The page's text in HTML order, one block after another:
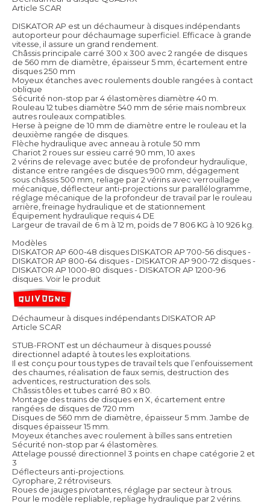
Article SCAR
DISKATOR AP est un déchaumeur à disques indépendants
autoporteur pour déchaumage superficiel. Efficace à grande
vitesse, il assure un grand rendement.
Châssis principale carré 300 x 300 avec 2 rangée de disques
de 560 mm de diamètre, épaisseur 5 mm, écartement entre
disques 250 mm
Moyeux étanches avec roulements double rangées à contact
oblique
Sécurité non-stop par 4 élastomères diamètre 40 m.
Rouleau 12 tubes diamètre 540 mm de série mais nombreux
autres rouleaux compatibles.
Herse à peigne de 10 mm de diamètre entre le rouleau et la
deuxième rangée de disques.
Flèche hydraulique avec anneau à rotule 50 mm
Chariot 2 roues sur essieu carré 90 mm, 10 axes
2 vérins de relevage avec butée de profondeur hydraulique,
distance entre rangées de disques 900 mm, dégagement
sous châssis 500 mm, reliage par 2 vérins avec verrouillage
mécanique, déflecteur anti-projections sur parallélogramme,
réglage mécanique de la profondeur de travail par le rouleau
arrière, freinage hydraulique et de stationnement
Équipement hydraulique requis 4 DE
Largeur de travail de 6 m à 12 m, poids de 7 806 KG à 10 926 kg.
Modèles
DISKATOR AP 600-48 disques DISKATOR AP 700-56 disques -
DISKATOR AP 800-64 disques - DISKATOR AP 900-72 disques -
DISKATOR AP 1000-80 disques - DISKATOR AP 1200-96
disques. Voir le produit
Déchaumeur à disques indépendants DISKATOR AP
Article SCAR
STUB-FRONT est un déchaumeur à disques poussé
directionnel adapté à toutes les exploitations.
Il est conçu pour tous types de travail tels que l’enfouissement
des chaumes, réalisation de faux semis, destruction des
adventices, restructuration des sols.
Châssis tôles et tubes carré 80 x 80.
Montage des trains de disques en X, écartement entre
rangées de disques de 720 mm
Disques de 560 mm de diamètre, épaisseur 5 mm. Jambe de
disques épaisseur 15 mm.
Moyeux étanches avec roulement à billes sans entretien
Sécurité non-stop par 4 élastomères.
Attelage poussé directionnel 3 points en chape catégorie 2 et
3
Déflecteurs anti-projections.
Gyrophare, 2 rétroviseurs.
Roues de jauges pivotantes, réglage par secteur à trous.
Pour le modèle repliable, repliage hydraulique par 2 vérins.